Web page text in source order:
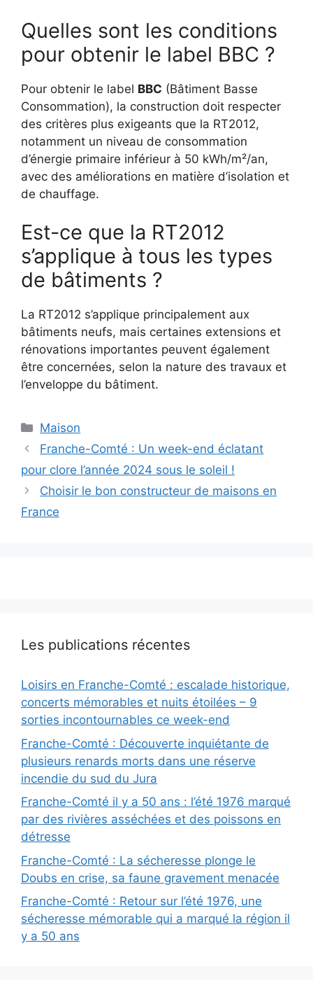
Quelles sont les conditions
pour obtenir le label BBC ?
Pour obtenir le label BBC (Bâtiment Basse
Consommation), la construction doit respecter
des critères plus exigeants que la RT2012,
notamment un niveau de consommation
d’énergie primaire inférieur à 50 kWh/m²/an,
avec des améliorations en matière d’isolation et
de chauffage.
Est-ce que la RT2012
s’applique à tous les types
de bâtiments ?
La RT2012 s’applique principalement aux
bâtiments neufs, mais certaines extensions et
rénovations importantes peuvent également
être concernées, selon la nature des travaux et
l’enveloppe du bâtiment.
Catégories
Maison
Franche-Comté : Un week-end éclatant
pour clore l’année 2024 sous le soleil !
Choisir le bon constructeur de maisons en
France
Les publications récentes
Loisirs en Franche-Comté : escalade historique,
concerts mémorables et nuits étoilées – 9
sorties incontournables ce week-end
Franche-Comté : Découverte inquiétante de
plusieurs renards morts dans une réserve
incendie du sud du Jura
Franche-Comté il y a 50 ans : l’été 1976 marqué
par des rivières asséchées et des poissons en
détresse
Franche-Comté : La sécheresse plonge le
Doubs en crise, sa faune gravement menacée
Franche-Comté : Retour sur l’été 1976, une
sécheresse mémorable qui a marqué la région il
y a 50 ans